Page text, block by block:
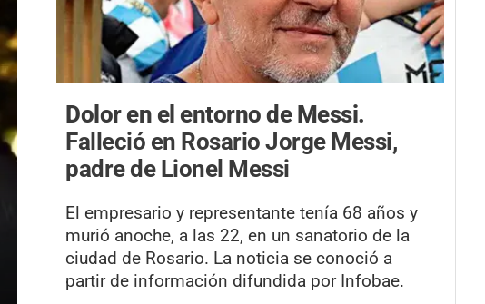
Dolor en el entorno de Messi.
Falleció en Rosario Jorge Messi,
padre de Lionel Messi
El empresario y representante tenía 68 años y
murió anoche, a las 22, en un sanatorio de la
ciudad de Rosario. La noticia se conoció a
partir de información difundida por Infobae.